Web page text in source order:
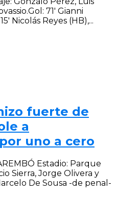
71′ Gianni
Nicolás Reyes (HB),...
fuerte de
a
uno a cero
Estadio: Parque
Sierra, Jorge Olivera y
De Sousa -de penal-